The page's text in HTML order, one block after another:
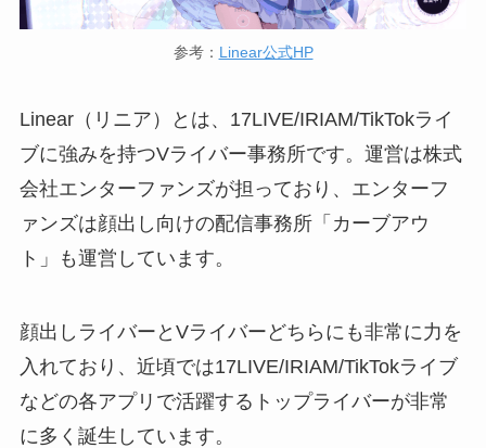
参考： Linear公式HP
Linear（リニア）とは、17LIVE/IRIAM/TikTokライ
ブに強みを持つVライバー事務所です。運営は株式
会社エンターファンズが担っており、エンターフ
ァンズは顔出し向けの配信事務所「カーブアウ
ト」も運営しています。
顔出しライバーとVライバーどちらにも非常に力を
入れており、近頃では17LIVE/IRIAM/TikTokライブ
などの各アプリで活躍するトップライバーが非常
に多く誕生しています。